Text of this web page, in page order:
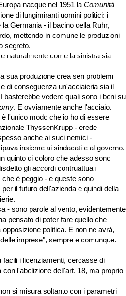
nacque nel 1951 la Comunità
di lungimiranti uomini politici: i
Germania - il bacino della Ruhr,
mettendo in comune le produzioni
segreto.
naturalmente come la sinistra sia
sua produzione crea seri problemi
di conseguenza un'acciaieria sia il
vedere quali sono i beni su
. E ovviamente anche l'acciaio.
l'unico modo che io ho di essere
ThyssenKrupp - erede
anche ai suoi nemici -
insieme ai sindacati e al governo.
quinto di coloro che adesso sono
gli accordi contruattuali
è peggio - e queste sono
il futuro dell'azienda e quindi della
- sono parole al vento, evidentemente
pensato di poter fare quello che
politica. E non ne avrà,
imprese", sempre e comunque.
facili i licenziamenti, cercasse di
l'abolizione dell'art. 18, ma proprio
si misura soltanto con i parametri